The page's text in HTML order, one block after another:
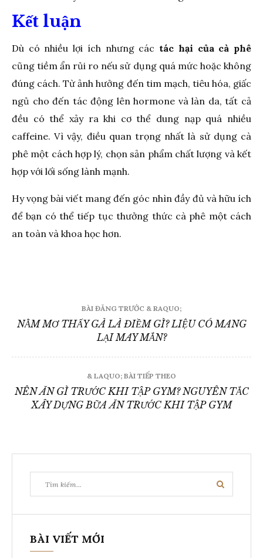
Kết luận
Dù có nhiều lợi ích nhưng các tác hại của cà phê
cũng tiềm ẩn rủi ro nếu sử dụng quá mức hoặc không
đúng cách. Từ ảnh hưởng đến tim mạch, tiêu hóa, giấc
ngủ cho đến tác động lên hormone và làn da, tất cả
đều có thể xảy ra khi cơ thể dung nạp quá nhiều
caffeine. Vì vậy, điều quan trọng nhất là sử dụng cà
phê một cách hợp lý, chọn sản phẩm chất lượng và kết
hợp với lối sống lành mạnh.
Hy vọng bài viết mang đến góc nhìn đầy đủ và hữu ích
để bạn có thể tiếp tục thưởng thức cà phê một cách
an toàn và khoa học hơn.
hướng
BÀI ĐĂNG TRƯỚC & RAQUO;
NẰM MƠ THẤY GÀ LÀ ĐIỀM GÌ? LIỆU CÓ MANG
LẠI MAY MẮN?
& LAQUO; BÀI TIẾP THEO
NÊN ĂN GÌ TRƯỚC KHI TẬP GYM? NGUYÊN TẮC
XÂY DỰNG BỮA ĂN TRƯỚC KHI TẬP GYM
kiếm:
Tìm
BÀI VIẾT MỚI